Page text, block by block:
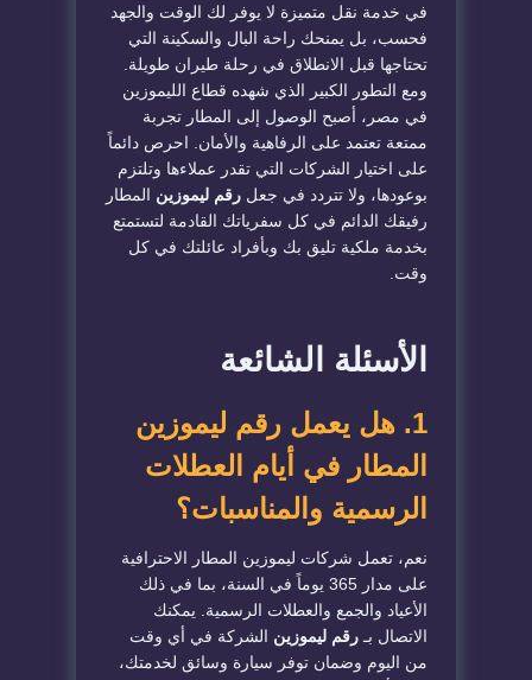
في خدمة نقل متميزة لا يوفر لك الوقت والجهد
فحسب، بل يمنحك راحة البال والسكينة التي
تحتاجها قبل الانطلاق في رحلة طيران طويلة.
ومع التطور الكبير الذي شهده قطاع الليموزين
في مصر، أصبح الوصول إلى المطار تجربة
ممتعة تعتمد على الرفاهية والأمان. احرص دائماً
على اختيار الشركات التي تقدر عملاءها وتلتزم
بوعودها، ولا تتردد في جعل رقم ليموزين المطار
رفيقك الدائم في كل سفرياتك القادمة لتستمتع
بخدمة ملكية تليق بك وبأفراد عائلتك في كل
وقت.
​الأسئلة الشائعة
​1. هل يعمل رقم ليموزين
المطار في أيام العطلات
الرسمية والمناسبات؟
​نعم، تعمل شركات ليموزين المطار الاحترافية
على مدار 365 يوماً في السنة، بما في ذلك
الأعياد والجمع والعطلات الرسمية. يمكنك
الاتصال بـ رقم ليموزين الشركة في أي وقت
من اليوم وضمان توفر سيارة وسائق لخدمتك،